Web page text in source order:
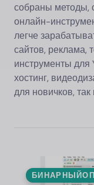
собраны методы,
онлайн-
легче
сайтов, реклама,
инструменты для
хостинг,
для новичков,